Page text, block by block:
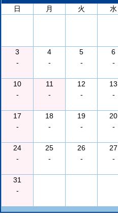
日
月 火 水
3
-
4
-
5
-
6
-
10
-
11
-
12
-
13
-
17
-
18
-
19
-
20
-
24
-
25
-
26
-
27
-
31
-